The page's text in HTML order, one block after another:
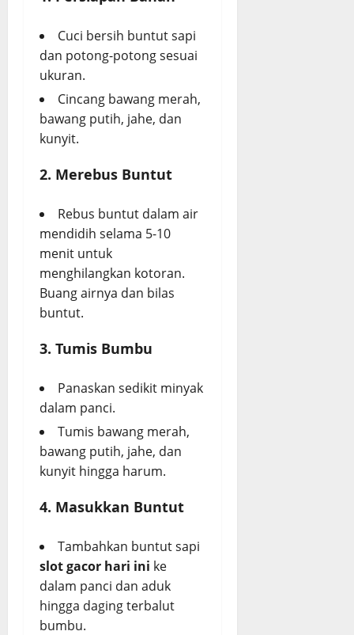
Cuci bersih buntut sapi
dan potong-potong sesuai
ukuran.
Cincang bawang merah,
bawang putih, jahe, dan
kunyit.
2. Merebus Buntut
Rebus buntut dalam air
mendidih selama 5-10
menit untuk
menghilangkan kotoran.
Buang airnya dan bilas
buntut.
3. Tumis Bumbu
Panaskan sedikit minyak
dalam panci.
Tumis bawang merah,
bawang putih, jahe, dan
kunyit hingga harum.
4. Masukkan Buntut
Tambahkan buntut sapi
slot gacor hari ini ke
dalam panci dan aduk
hingga daging terbalut
bumbu.